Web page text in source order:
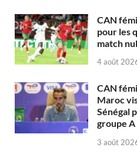
CAN
pour les
match
4 août
CAN
Maroc
Sénégal
groupe A
3 août